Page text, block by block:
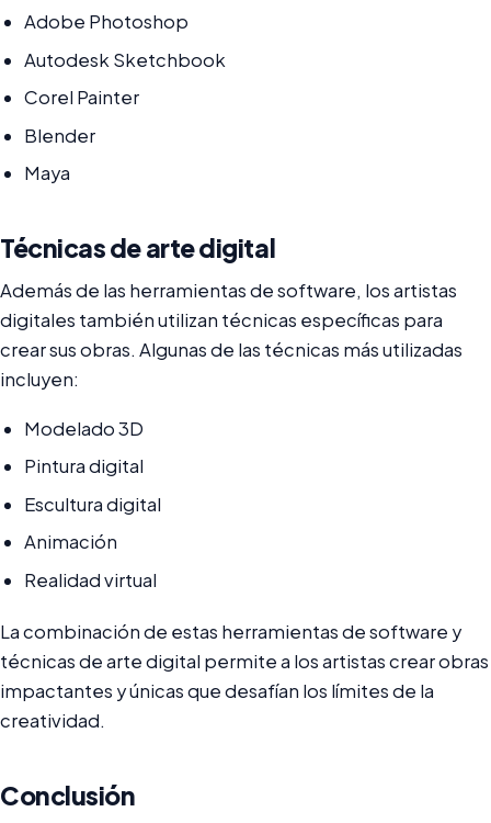
Adobe Photoshop
Autodesk Sketchbook
Corel Painter
Blender
Maya
Técnicas de arte digital
Además de las herramientas de software, los artistas
digitales también utilizan técnicas específicas para
crear sus obras. Algunas de las técnicas más utilizadas
incluyen:
Modelado 3D
Pintura digital
Escultura digital
Animación
Realidad virtual
La combinación de estas herramientas de software y
técnicas de arte digital permite a los artistas crear obras
impactantes y únicas que desafían los límites de la
creatividad.
Conclusión